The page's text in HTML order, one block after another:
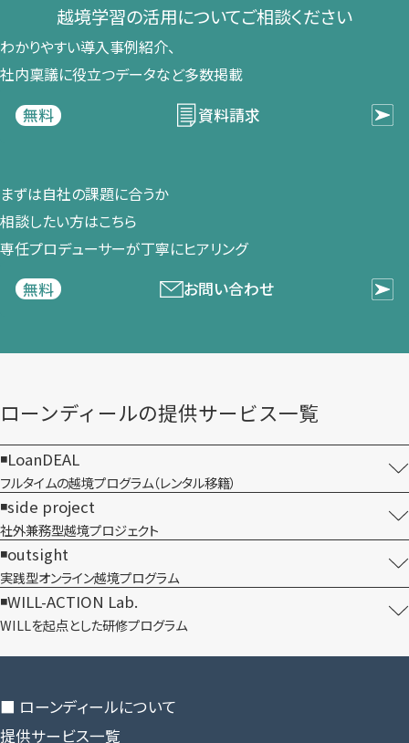
越境学習の​活用に​ついて​ご相談ください​
わかりやすい導入事例紹介、​
社内稟議に​役立つデータなど​多数掲載
無料
資料請求
まずは​自社の​課題に​合うか​
相談したい方は​こちら
専任プロデューサーが​丁寧に​ヒアリング
無料
お問い合わせ
ローンディールの​提供サービス一覧
LoanDEAL
フルタイムの越境プログラム​（レンタル移籍）
side project
社外兼務型​越境プロジェクト
outsight
実践型オンライン​越境プログラム
WILL-ACTION Lab.
WILLを​起点とした​研修プログラム
■ ローンディールに​ついて
提供サービス一覧